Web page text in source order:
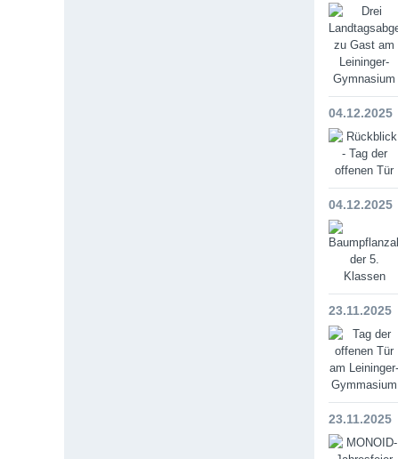
04.12.2025
04.12.2025
23.11.2025
23.11.2025